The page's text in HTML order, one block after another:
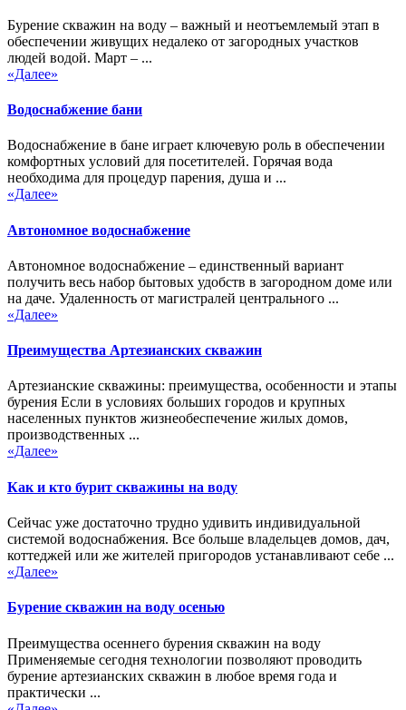
Бурение скважин на воду – важный и неотъемлемый этап в
обеспечении живущих недалеко от загородных участков
людей водой. Март – ...
«Далее»
Водоснабжение бани
Водоснабжение в бане играет ключевую роль в обеспечении
комфортных условий для посетителей. Горячая вода
необходима для процедур парения, душа и ...
«Далее»
Автономное водоснабжение
Автономное водоснабжение – единственный вариант
получить весь набор бытовых удобств в загородном доме или
на даче. Удаленность от магистралей центрального ...
«Далее»
Преимущества Артезианских скважин
Артезианские скважины: преимущества, особенности и этапы
бурения Если в условиях больших городов и крупных
населенных пунктов жизнеобеспечение жилых домов,
производственных ...
«Далее»
Как и кто бурит скважины на воду
Сейчас уже достаточно трудно удивить индивидуальной
системой водоснабжения. Все больше владельцев домов, дач,
коттеджей или же жителей пригородов устанавливают себе ...
«Далее»
Бурение скважин на воду осенью
Преимущества осеннего бурения скважин на воду
Применяемые сегодня технологии позволяют проводить
бурение артезианских скважин в любое время года и
практически ...